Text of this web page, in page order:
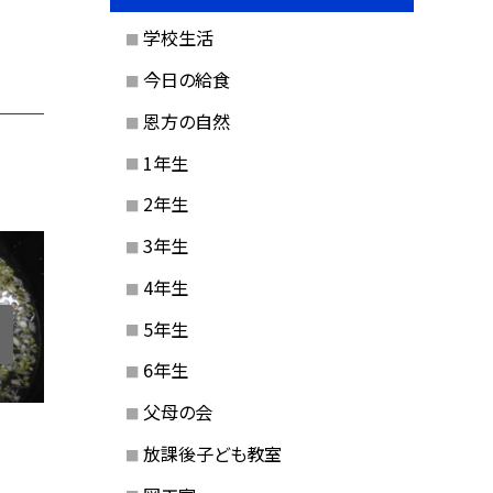
学校生活
今日の給食
恩方の自然
1年生
2年生
3年生
4年生
5年生
6年生
父母の会
放課後子ども教室